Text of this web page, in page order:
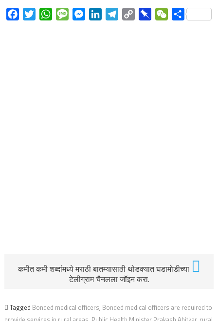
FacebookTwitterWhatsAppMessageMessengerLinkedInTelegram
Copy
PinboardWeChatShare
कमीत कमी शब्दांमध्ये मराठी बातम्यासाठी थोडक्यात घडामोडीच्या
टेलीग्राम चैनलला जॉइन करा.
Tagged Bonded medical officers, Bonded medical officers are required to